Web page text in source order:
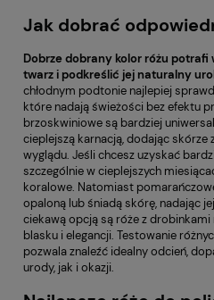
Jak dobrać
Dobrze dobrany kolor różu potrafi
twarz i podkreślić jej naturalny
chłodnym podtonie najlepiej
które nadają świeżości bez efektu
brzoskwiniowe są bardziej
cieplejszą karnacją, dodając skórze
wyglądu. Jeśli chcesz uzyskać
szczególnie w cieplejszych
koralowe. Natomiast
opaloną lub śniadą skórę, nadając
ciekawą opcją są róże z
blasku i elegancji. Testowanie
pozwala znaleźć idealny odcień,
urody, jak i okazji.